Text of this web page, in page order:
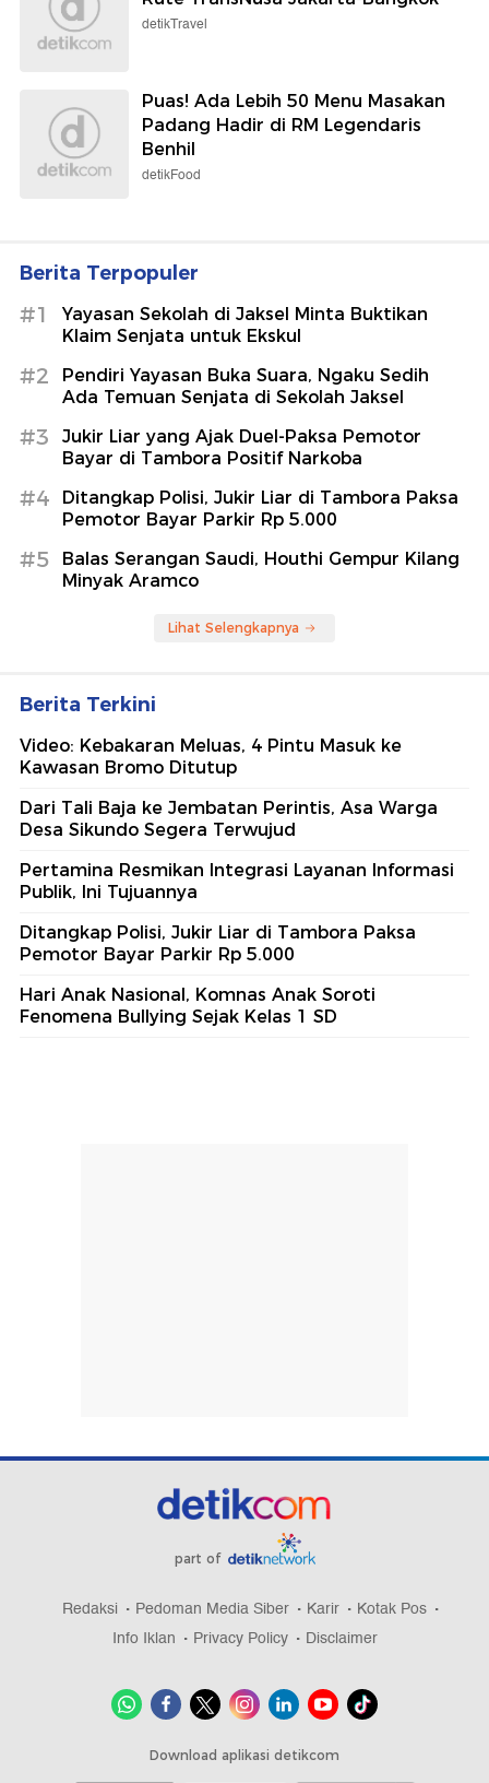
detikTravel
Puas! Ada Lebih 50 Menu Masakan
Padang Hadir di RM Legendaris
Benhil
detikFood
Berita Terpopuler
#1
Yayasan Sekolah di Jaksel Minta Buktikan
Klaim Senjata untuk Ekskul
#2
Pendiri Yayasan Buka Suara, Ngaku Sedih
Ada Temuan Senjata di Sekolah Jaksel
#3
Jukir Liar yang Ajak Duel-Paksa Pemotor
Bayar di Tambora Positif Narkoba
#4
Ditangkap Polisi, Jukir Liar di Tambora Paksa
Pemotor Bayar Parkir Rp 5.000
#5
Balas Serangan Saudi, Houthi Gempur Kilang
Minyak Aramco
Lihat Selengkapnya
Berita Terkini
Video: Kebakaran Meluas, 4 Pintu Masuk ke
Kawasan Bromo Ditutup
Dari Tali Baja ke Jembatan Perintis, Asa Warga
Desa Sikundo Segera Terwujud
Pertamina Resmikan Integrasi Layanan Informasi
Publik, Ini Tujuannya
Ditangkap Polisi, Jukir Liar di Tambora Paksa
Pemotor Bayar Parkir Rp 5.000
Hari Anak Nasional, Komnas Anak Soroti
Fenomena Bullying Sejak Kelas 1 SD
part of
Redaksi Pedoman Media Siber Karir
Kotak Pos
Info Iklan
Privacy Policy Disclaimer
Download aplikasi detikcom